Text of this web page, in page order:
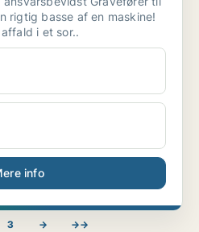
rigtig basse af en maskine!
i et sor..
info
3 → →→